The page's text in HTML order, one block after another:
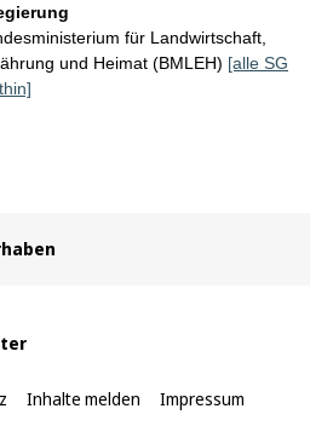
für Landwirtschaft,
und Heimat (BMLEH) [alle SG
Inhalte melden Impressum